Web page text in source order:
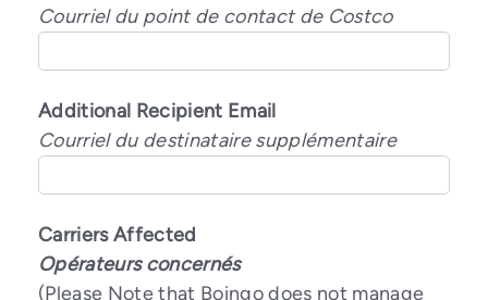
Courriel du point de contact de Costco
Additional Recipient Email
Courriel du destinataire supplémentaire
Carriers Affected
Opérateurs concernés
(Please Note that Boingo does not manage